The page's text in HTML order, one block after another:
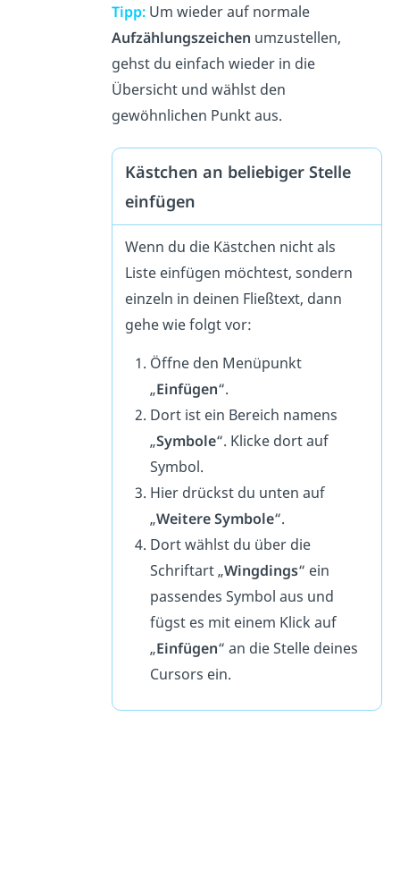
Tipp: Um wieder auf normale
Aufzählungszeichen umzustellen,
gehst du einfach wieder in die
Übersicht und wählst den
gewöhnlichen Punkt aus.
Kästchen an beliebiger Stelle
einfügen
Wenn du die Kästchen nicht als
Liste einfügen möchtest, sondern
einzeln in deinen Fließtext, dann
gehe wie folgt vor:
Öffne den Menüpunkt
„Einfügen“.
Dort ist ein Bereich namens
„Symbole“. Klicke dort auf
Symbol.
Hier drückst du unten auf
„Weitere Symbole“.
Dort wählst du über die
Schriftart „Wingdings“ ein
passendes Symbol aus und
fügst es mit einem Klick auf
„Einfügen“ an die Stelle deines
Cursors ein.